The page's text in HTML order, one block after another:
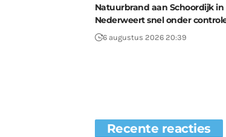
Natuurbrand aan Schoordijk in
Nederweert snel onder
6 augustus 2026 20:39
Recente reacties